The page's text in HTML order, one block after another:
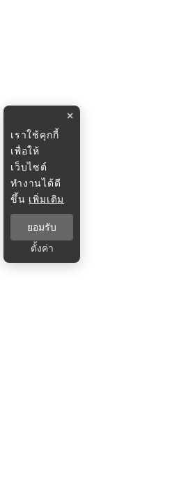
×
เราใช้คุกกี้
เพื่อให้
เว็บไซต์
ทำงานได้ดี
ขึ้น เพิ่มเติม
ยอมรับ
ตั้งค่า